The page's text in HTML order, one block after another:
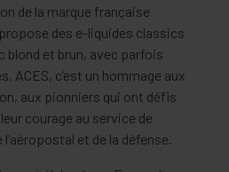
de la marque française
des e-liquides classics
blond et brun, avec parfois
ACES, c’est un hommage aux
aux pionniers qui ont défis
courage au service de
et de la défense.